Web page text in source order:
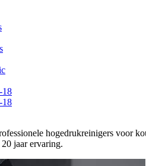
18
18
hogedrukreinigers voor
jaar ervaring.